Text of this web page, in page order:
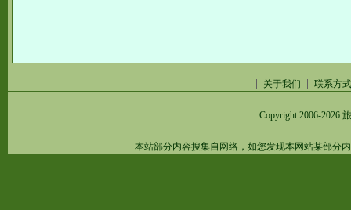
关于我们 联系方式
Copyright 2006-2026
本站部分内容搜集自网络，如您发现本网站某部分